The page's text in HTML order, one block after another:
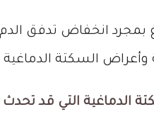
بمجرد انخفاض تدفق
السكتة
الدماغية التي قد تحدث